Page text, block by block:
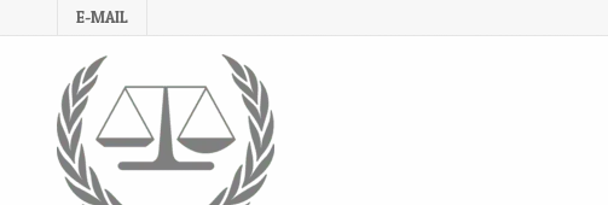
to
E-MAIL